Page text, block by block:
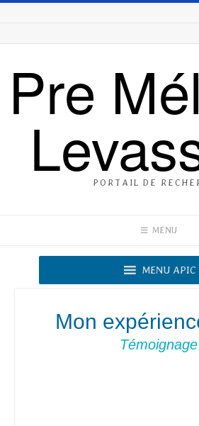
Pre
PORTAIL DE
MENU
MENU APIC
Mon
Témoignage